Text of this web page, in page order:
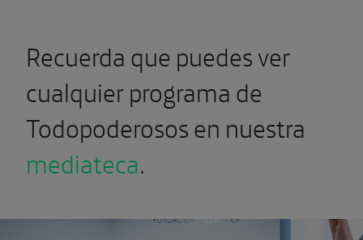
Recuerda que puedes ver
cualquier programa de
Todopoderosos en nuestra
mediateca.